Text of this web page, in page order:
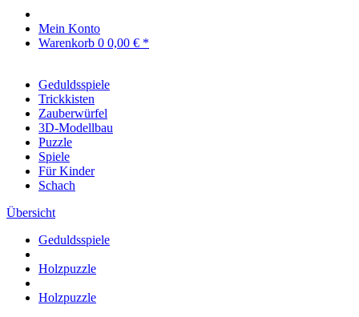
Mein Konto
Warenkorb 0 0,00 € *
Geduldsspiele
Trickkisten
Zauberwürfel
3D-Modellbau
Puzzle
Spiele
Für Kinder
Schach
Übersicht
Geduldsspiele
Holzpuzzle
Holzpuzzle